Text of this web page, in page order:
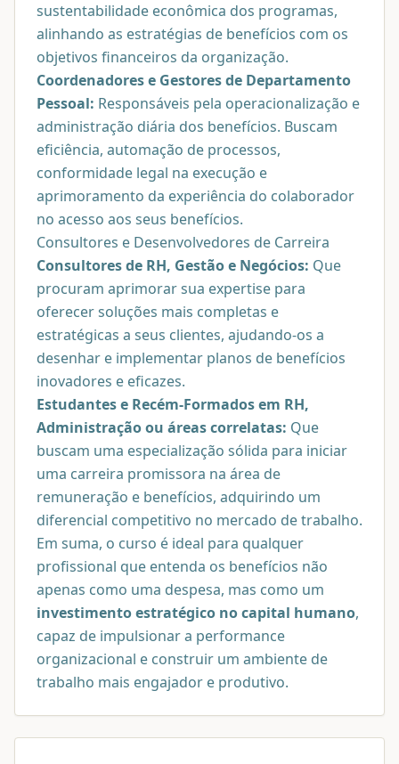
sustentabilidade econômica dos programas,
alinhando as estratégias de benefícios com os
objetivos financeiros da organização.
Coordenadores e Gestores de Departamento
Pessoal: Responsáveis pela operacionalização e
administração diária dos benefícios. Buscam
eficiência, automação de processos,
conformidade legal na execução e
aprimoramento da experiência do colaborador
no acesso aos seus benefícios.
Consultores e Desenvolvedores de Carreira
Consultores de RH, Gestão e Negócios: Que
procuram aprimorar sua expertise para
oferecer soluções mais completas e
estratégicas a seus clientes, ajudando-os a
desenhar e implementar planos de benefícios
inovadores e eficazes.
Estudantes e Recém-Formados em RH,
Administração ou áreas correlatas: Que
buscam uma especialização sólida para iniciar
uma carreira promissora na área de
remuneração e benefícios, adquirindo um
diferencial competitivo no mercado de trabalho.
Em suma, o curso é ideal para qualquer
profissional que entenda os benefícios não
apenas como uma despesa, mas como um
investimento estratégico no capital humano,
capaz de impulsionar a performance
organizacional e construir um ambiente de
trabalho mais engajador e produtivo.